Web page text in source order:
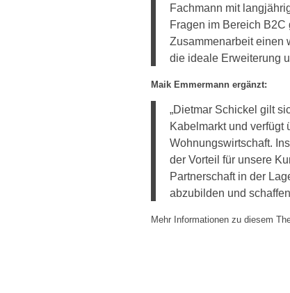
Fachmann mit
Fragen im Bereich
Zusammenarbeit einen
die ideale Erweiterung
Maik Emmermann ergänzt:
„Dietmar Schickel gilt
Kabelmarkt und verfügt
Wohnungswirtschaft.
der Vorteil für unsere
Partnerschaft in der
abzubilden und
Mehr Informationen zu diesem